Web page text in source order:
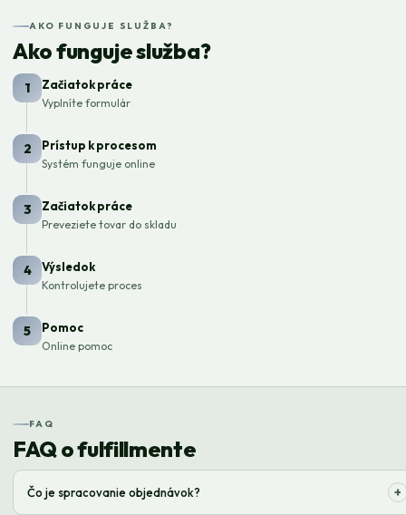
AKO FUNGUJE SLUŽBA?
Ako funguje služba?
1 Začiatok práce
Vyplníte formulár
2 Prístup k procesom
Systém funguje online
3 Začiatok práce
Preveziete tovar do skladu
4 Výsledok
Kontrolujete proces
5 Pomoc
Online pomoc
FAQ
FAQ o fulfillmente
Čo je spracovanie objednávok? +